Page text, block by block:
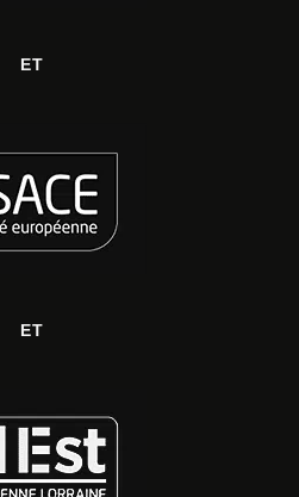
ET
ET